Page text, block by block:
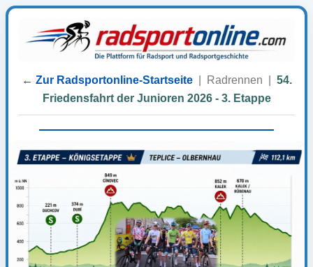
← Zur Radsportonline-Startseite| Radrennen
54.
Friedensfahrt der Junioren 2026 - 3. Etappe